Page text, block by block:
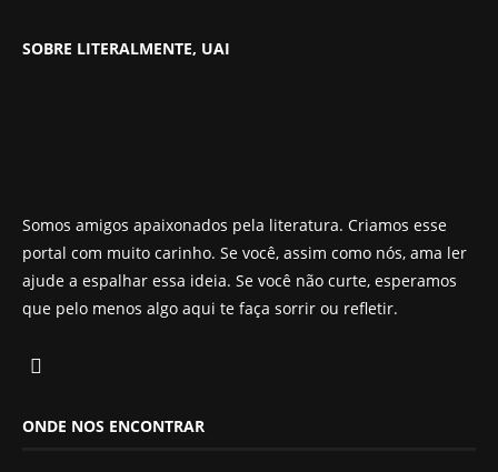
SOBRE LITERALMENTE, UAI
Somos amigos apaixonados pela literatura. Criamos esse
portal com muito carinho. Se você, assim como nós, ama ler
ajude a espalhar essa ideia. Se você não curte, esperamos
que pelo menos algo aqui te faça sorrir ou refletir.
ONDE NOS ENCONTRAR